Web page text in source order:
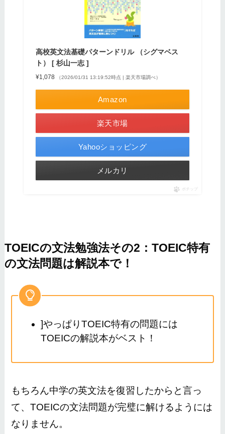
高校英文法基礎パターンドリル （シグマベス
ト） [ 杉山一志 ]
¥1,078 （2026/01/31 13:19:52時点 | 楽天市場調べ）
Amazon
楽天市場
Yahooショッピング
メルカリ
ポチップ
TOEICの文法勉強法その2：TOEIC特有
の文法問題は解説本で！
]やっぱりTOEIC特有の問題には
TOEICの解説本がベスト！
もちろん中学の英文法を復習したからと言っ
て、TOEICの文法問題が完璧に解けるようには
なりません。